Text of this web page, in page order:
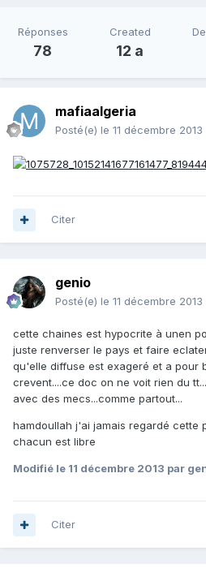
Réponses
78
Created
12 a
mafiaalgeria
Posté(e) le 11 décembre 2013
Citer
genio
Posté(e) le 11 décembre 2013
cette chaines est hypocrite à unen
juste renverser le pays et faire
qu'elle diffuse est exageré et a pour
crevent....ce doc on ne voit rien du
avec des mecs...comme partout...
hamdoullah j'ai jamais regardé cette
chacun est libre
Modifié le 11 décembre 2013 par
Citer